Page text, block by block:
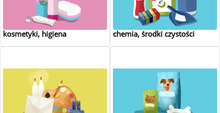
kosmetyki, higiena chemia, środki czystości